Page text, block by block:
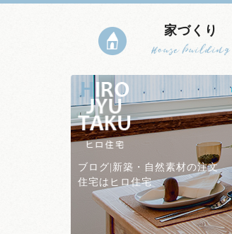
家づくり
House building
ブログ|新築・自然素材の注文
住宅はヒロ住宅